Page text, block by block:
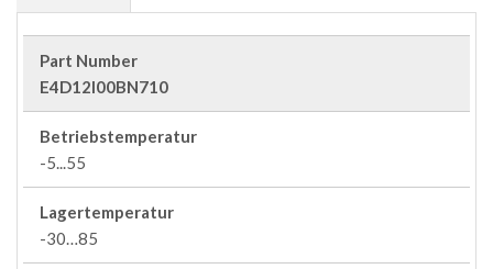
Part Number
E4D12I00BN710
Betriebstemperatur
-5...55
Lagertemperatur
-30…85